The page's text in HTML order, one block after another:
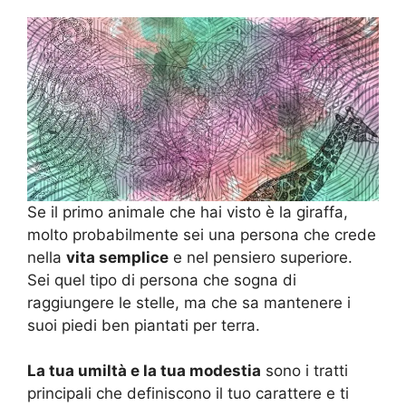
Se il primo animale che hai visto è la giraffa,
molto probabilmente sei una persona che crede
nella vita semplice e nel pensiero superiore.
Sei quel tipo di persona che sogna di
raggiungere le stelle, ma che sa mantenere i
suoi piedi ben piantati per terra.
La tua umiltà e la tua modestia sono i tratti
principali che definiscono il tuo carattere e ti